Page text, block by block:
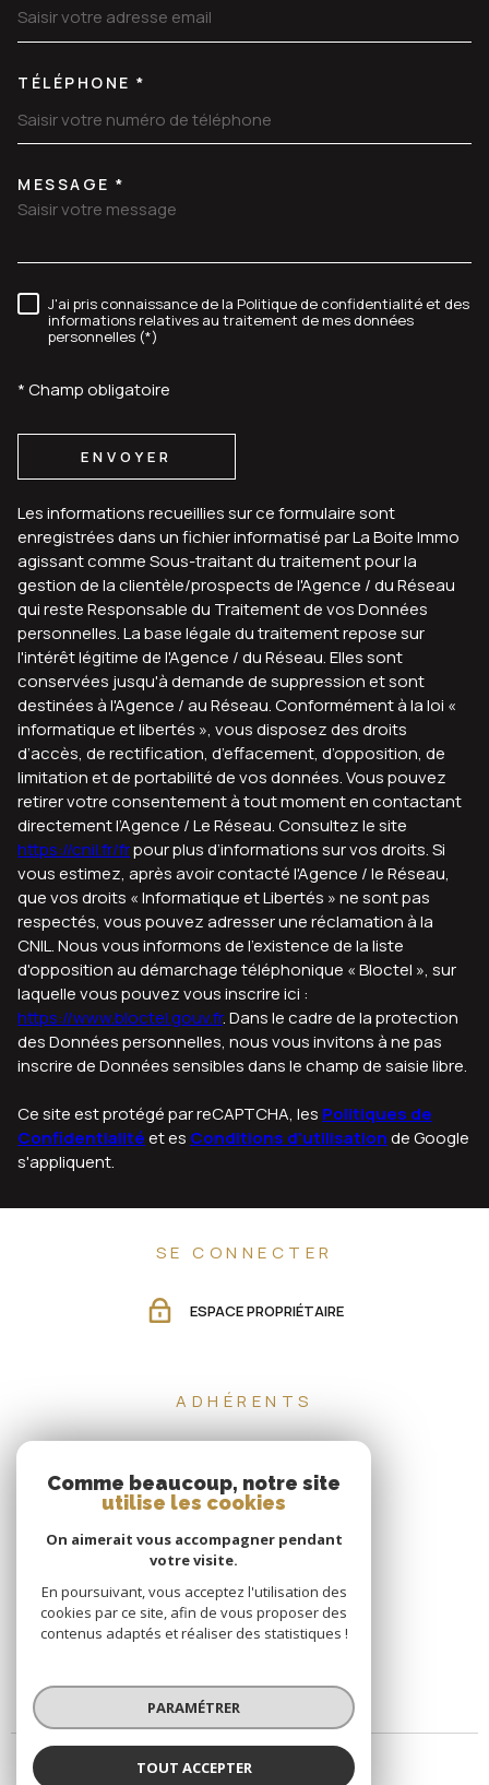
TÉLÉPHONE *
TRAD_MELTEM_VOREDEMANDE
MESSAGE *
RÈGLEMENTATION
J'ai pris connaissance de la Politique de confidentialité et des
informations relatives au traitement de mes données
personnelles (*)
* Champ obligatoire
ENVOYER
Les informations recueillies sur ce formulaire sont
enregistrées dans un fichier informatisé par La Boite Immo
agissant comme Sous-traitant du traitement pour la
gestion de la clientèle/prospects de l'Agence / du Réseau
qui reste Responsable du Traitement de vos Données
personnelles. La base légale du traitement repose sur
l'intérêt légitime de l'Agence / du Réseau. Elles sont
conservées jusqu'à demande de suppression et sont
destinées à l'Agence / au Réseau. Conformément à la loi «
informatique et libertés », vous disposez des droits
d’accès, de rectification, d’effacement, d’opposition, de
limitation et de portabilité de vos données. Vous pouvez
retirer votre consentement à tout moment en contactant
directement l’Agence / Le Réseau. Consultez le site
https://cnil.fr/frpour plus d’informations sur vos droits. Si
vous estimez, après avoir contacté l'Agence / le Réseau,
que vos droits « Informatique et Libertés » ne sont pas
respectés, vous pouvez adresser une réclamation à la
CNIL. Nous vous informons de l’existence de la liste
d'opposition au démarchage téléphonique « Bloctel », sur
laquelle vous pouvez vous inscrire ici :
https://www.bloctel.gouv.fr. Dans le cadre de la protection
des Données personnelles, nous vous invitons à ne pas
inscrire de Données sensibles dans le champ de saisie libre.
Ce site est protégé par reCAPTCHA, les Politiques de
Confidentialitéet es Conditions d'utilisationde Google
s'appliquent.
SE CONNECTER
ESPACE PROPRIÉTAIRE
ADHÉRENTS
Comme beaucoup, notre site
utilise les cookies
On aimerait vous accompagner pendant
votre visite.
En poursuivant, vous acceptez l'utilisation des
cookies par ce site, afin de vous proposer des
contenus adaptés et réaliser des statistiques !
PARAMÉTRER
TOUT ACCEPTER